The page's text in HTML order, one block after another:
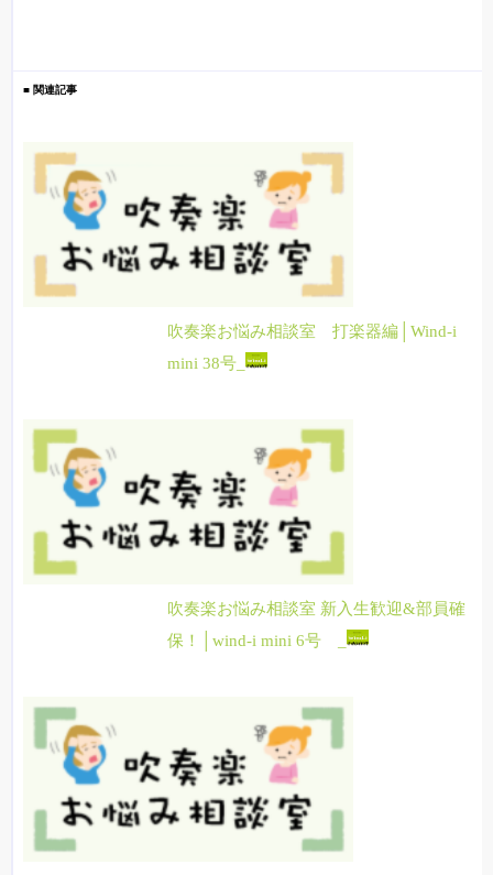
■ 関連記事
吹奏楽お悩み相談室 打楽器編│Wind-i
mini 38号_
吹奏楽お悩み相談室 新入生歓迎&部員確
保！│wind-i mini 6号 _